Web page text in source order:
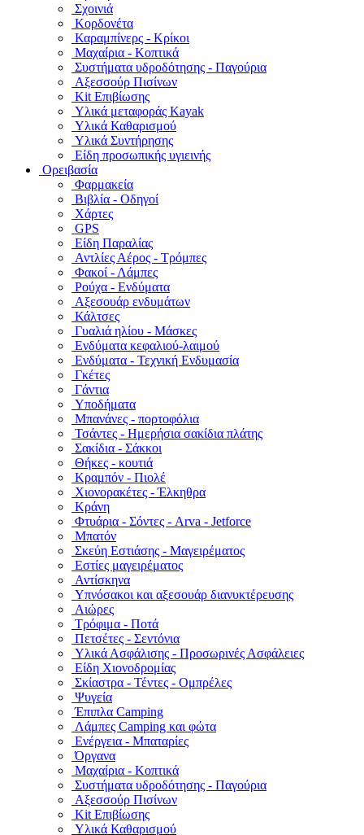
Σχοινιά
Κορδονέτα
Καραμπίνερς - Κρίκοι
Μαχαίρια - Κοπτικά
Συστήματα υδροδότησης - Παγούρια
Αξεσσούρ Πισίνων
Kit Επιβίωσης
Υλικά μεταφοράς Kayak
Υλικά Καθαρισμού
Υλικά Συντήρησης
Είδη προσωπικής υγιεινής
Ορειβασία
Φαρμακεία
Βιβλία - Οδηγοί
Χάρτες
GPS
Είδη Παραλίας
Αντλίες Αέρος - Τρόμπες
Φακοί - Λάμπες
Ρούχα - Ενδύματα
Αξεσουάρ ενδυμάτων
Κάλτσες
Γυαλιά ηλίου - Μάσκες
Ενδύματα κεφαλιού-λαιμού
Ενδύματα - Τεχνική Ενδυμασία
Γκέτες
Γάντια
Υποδήματα
Μπανάνες - πορτοφόλια
Τσάντες - Ημερήσια σακίδια πλάτης
Σακίδια - Σάκκοι
Θήκες - κουτιά
Κραμπόν - Πιολέ
Χιονορακέτες - Έλκηθρα
Κράνη
Φτυάρια - Σόντες - Arva - Jetforce
Μπατόν
Σκεύη Εστιάσης - Μαγειρέματος
Εστίες μαγειρέματος
Αντίσκηνα
Υπνόσακοι και αξεσουάρ διανυκτέρευσης
Αιώρες
Τρόφιμα - Ποτά
Πετσέτες - Σεντόνια
Υλικά Ασφάλισης - Προσωρινές Ασφάλειες
Είδη Χιονοδρομίας
Σκίαστρα - Τέντες - Ομπρέλες
Ψυγεία
Έπιπλα Camping
Λάμπες Camping και φώτα
Ενέργεια - Μπαταρίες
Όργανα
Μαχαίρια - Κοπτικά
Συστήματα υδροδότησης - Παγούρια
Αξεσσούρ Πισίνων
Kit Επιβίωσης
Υλικά Καθαρισμού